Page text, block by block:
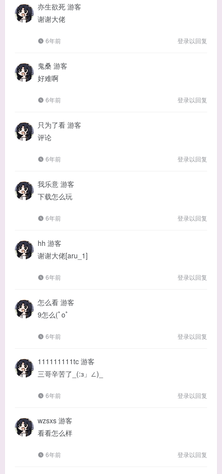
亦生欲死 游客
谢谢大佬
6年前 登录以回复
鬼桑 游客
好难啊
6年前 登录以回复
只为了看 游客
评论
6年前 登录以回复
我乐意 游客
下载怎么玩
6年前 登录以回复
hh 游客
谢谢大佬[aru_1]
6年前 登录以回复
怎么看 游客
9怎么(ﾟoﾟ
6年前 登录以回复
111111111tc 游客
三哥辛苦了_(:з」∠)_
6年前 登录以回复
wzsxs 游客
看看怎么样
6年前 登录以回复